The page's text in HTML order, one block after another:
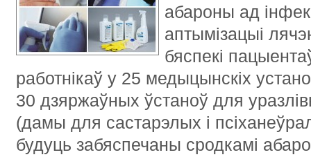
абароны ад
аптымізацыі
бяспекі
работнікаў у 25 медыцынскіх
30 дзяржаўных ўстаноў для
(дамы для састарэлых і
будуць забяспечаны сродкамі